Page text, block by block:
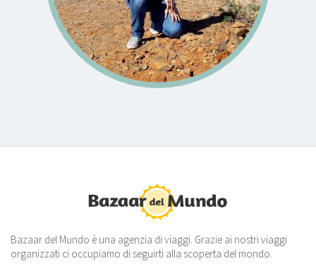
Bazaar del Mundo è una agenzia di viaggi. Grazie ai nostri viaggi
organizzati ci occupiamo di seguirti alla scoperta del mondo.